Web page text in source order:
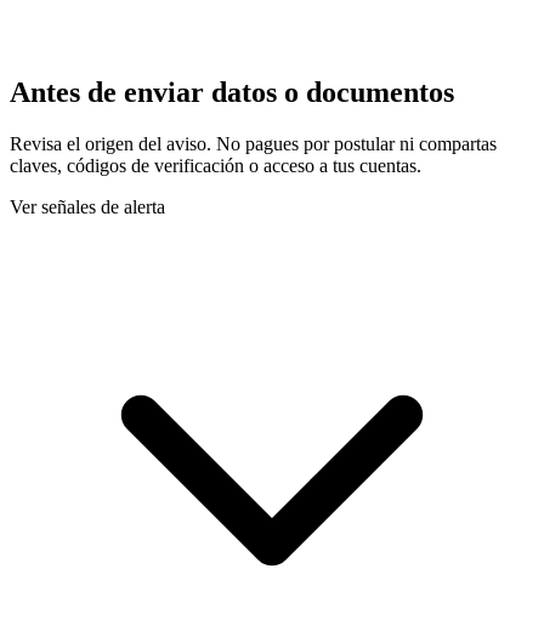
Antes de enviar datos o documentos
Revisa el origen del aviso. No pagues por postular ni compartas
claves, códigos de verificación o acceso a tus cuentas.
Ver señales de alerta